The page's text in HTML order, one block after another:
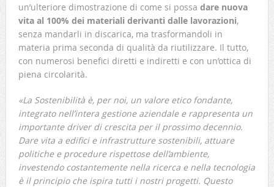
un’ulteriore dimostrazione di come si possa dare nuova
vita al 100% dei materiali derivanti dalle lavorazioni,
senza mandarli in discarica, ma trasformandoli in
materia prima seconda di qualità da riutilizzare. Il tutto,
con numerosi benefici diretti e indiretti e con un’ottica di
piena circolarità.
«La Sostenibilità è, per noi, un valore etico fondante,
integrato nell’intera gestione aziendale e rappresenta un
importante driver di crescita per il prossimo decennio.
Dare vita a edifici e infrastrutture sostenibili, attuare
politiche e procedure rispettose dell’ambiente,
investendo costantemente nella ricerca e nella tecnologia
è il principio che ispira tutti i nostri progetti. Questo